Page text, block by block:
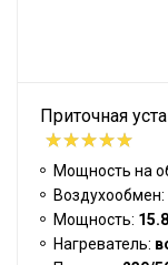
Приточная
Мощность на
Воздухообмен:
Мощность:
Нагреватель: